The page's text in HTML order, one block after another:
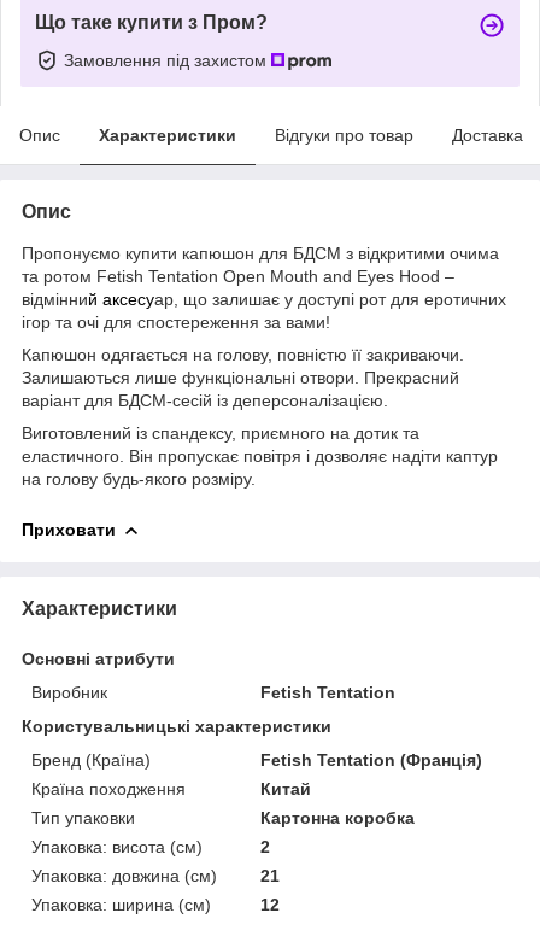
Що таке купити з Пром?
Замовлення під захистом
Опис Характеристики Відгуки про товар Доставка
Опис
Пропонуємо купити капюшон для БДСМ з відкритими очима
та ротом Fetish Tentation Open Mouth and Eyes Hood –
відмінний аксесуар, що залишає у доступі рот для еротичних
ігор та очі для спостереження за вами!
Капюшон одягається на голову, повністю її закриваючи.
Залишаються лише функціональні отвори. Прекрасний
варіант для БДСМ-сесій із деперсоналізацією.
Виготовлений із спандексу, приємного на дотик та
еластичного. Він пропускає повітря і дозволяє надіти каптур
на голову будь-якого розміру.
Приховати
Характеристики
Основні атрибути
Виробник
Fetish Tentation
Користувальницькі характеристики
Бренд (Країна)
Fetish Tentation (Франція)
Країна походження
Китай
Тип упаковки
Картонна коробка
Упаковка: висота (см)
2
Упаковка: довжина (см)
21
Упаковка: ширина (см)
12